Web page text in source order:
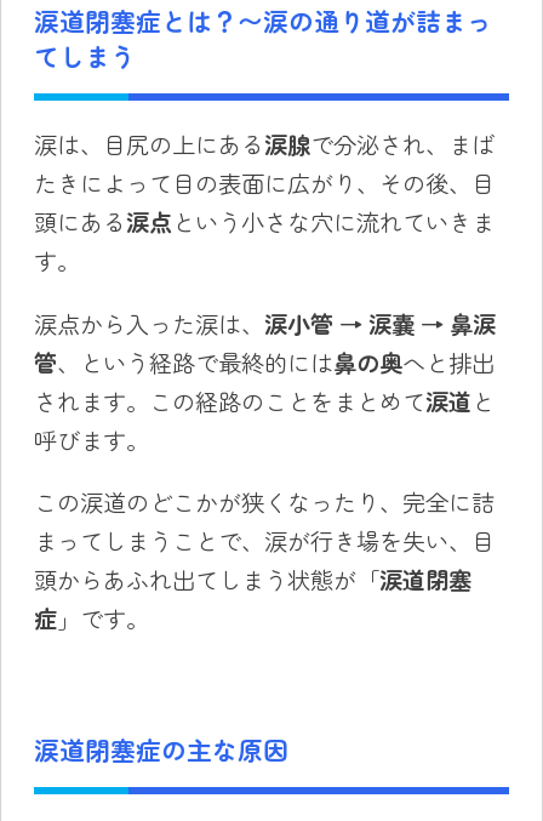
涙道閉塞症とは？〜涙の通り道が詰まっ
てしまう
涙は、目尻の上にある涙腺で分泌され、まば
たきによって目の表面に広がり、その後、目
頭にある涙点 という小さな穴に流れていきま
す。
涙点から入った涙は、 涙小管 → 涙嚢 → 鼻涙
管、という経路で最終的には鼻の奥へと排出
されます。この経路のことをまとめて涙道 と
呼びます。
この涙道のどこかが狭くなったり、完全に詰
まってしまうことで、涙が行き場を失い、目
頭からあふれ出てしまう状態が「涙道閉塞
症」です。
涙道閉塞症の主な原因